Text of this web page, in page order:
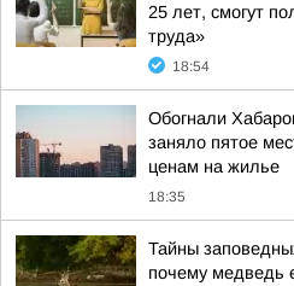
25 лет, смогут
труда»
18:54
Обогнали
заняло пятое
ценам на жилье
18:35
Тайны
почему медведь